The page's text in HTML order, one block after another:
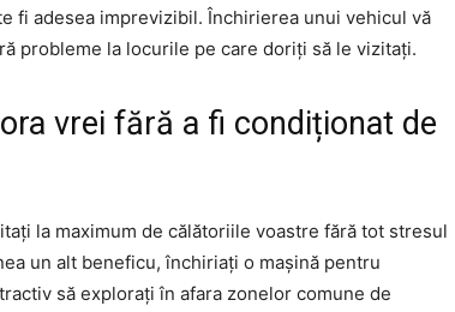
fi adesea imprevizibil. Închirierea unui vehicul vă
probleme la locurile pe care doriți să le vizitați.
vrei fără a fi condiționat de
la maximum de călătoriile voastre fără tot stresul
un alt beneficu, închiriați o mașină pentru
să explorați în afara zonelor comune de